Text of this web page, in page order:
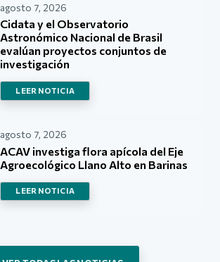
agosto 7, 2026
Cidata y el Observatorio
Astronómico Nacional de Brasil
evalúan proyectos conjuntos de
investigación
LEER NOTICIA
agosto 7, 2026
ACAV investiga flora apícola del Eje
Agroecológico Llano Alto en Barinas
LEER NOTICIA